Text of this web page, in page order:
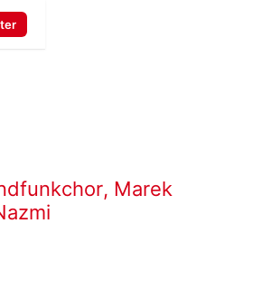
, Marek